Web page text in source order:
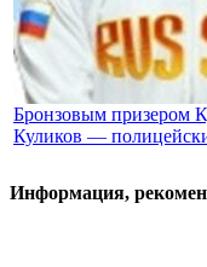
Бронзовым призером
Куликов —
Информация,